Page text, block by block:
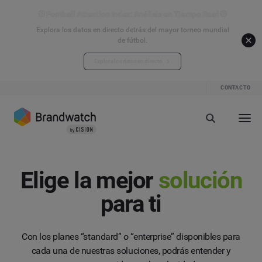
Explora los datos en directo detrás del mayor torneo mundial
de fútbol.
CONTACTO
Elige la mejor solución
para ti
Con los planes “standard” o “enterprise” disponibles para
cada una de nuestras soluciones, podrás entender y